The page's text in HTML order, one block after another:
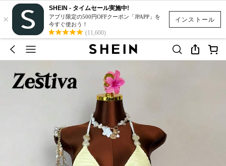
インストール
×
SHEIN - タイムセール実施中!
アプリ限定の500円OFFクーポン「JPAPP」を
今すぐ使おう！
(11,600)